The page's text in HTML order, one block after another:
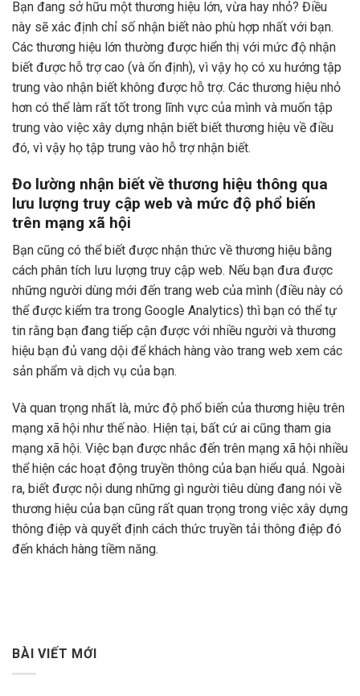
Bạn đang sở hữu một thương hiệu lớn, vừa hay nhỏ? Điều
này sẽ xác định chỉ số nhận biết nào phù hợp nhất với bạn.
Các thương hiệu lớn thường được hiển thị với mức độ nhận
biết được hỗ trợ cao (và ổn định), vì vậy họ có xu hướng tập
trung vào nhận biết không được hỗ trợ. Các thương hiệu nhỏ
hơn có thể làm rất tốt trong lĩnh vực của mình và muốn tập
trung vào việc xây dựng nhận biết biết thương hiệu về điều
đó, vì vậy họ tập trung vào hỗ trợ nhận biết.
Đo lường nhận biết về thương hiệu thông qua
lưu lượng truy cập web và mức độ phổ biến
trên mạng xã hội
Bạn cũng có thể biết được nhận thức về thương hiệu bằng
cách phân tích lưu lượng truy cập web. Nếu bạn đưa được
những người dùng mới đến trang web của mình (điều này có
thể được kiểm tra trong Google Analytics) thì bạn có thể tự
tin rằng bạn đang tiếp cận được với nhiều người và thương
hiệu bạn đủ vang dội để khách hàng vào trang web xem các
sản phẩm và dịch vụ của bạn.
Và quan trọng nhất là, mức độ phổ biến của thương hiệu trên
mạng xã hội như thế nào. Hiện tại, bất cứ ai cũng tham gia
mạng xã hội. Việc bạn được nhắc đến trên mạng xã hội nhiều
thể hiện các hoạt động truyền thông của bạn hiểu quả. Ngoài
ra, biết được nội dung những gì người tiêu dùng đang nói về
thương hiệu của bạn cũng rất quan trọng trong việc xây dựng
thông điệp và quyết định cách thức truyền tải thông điệp đó
đến khách hàng tiềm năng.
BÀI VIẾT MỚI